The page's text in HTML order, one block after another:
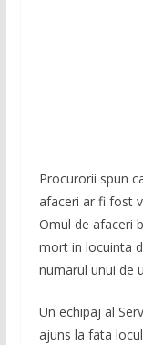
Procurorii spun
afaceri ar fi fost
Omul de afaceri
mort in locuinta
numarul unui de
Un echipaj al
ajuns la fata